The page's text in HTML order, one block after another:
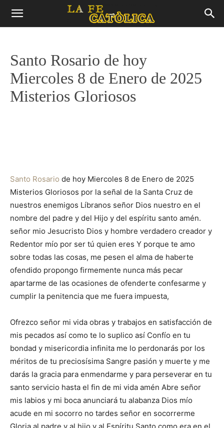
Santo Rosario de hoy
Miercoles 8 de Enero de 2025
Misterios Gloriosos
Santo Rosario de hoy Miercoles 8 de Enero de 2025
Misterios Gloriosos por la señal de la Santa Cruz de
nuestros enemigos Líbranos señor Dios nuestro en el
nombre del padre y del Hijo y del espíritu santo amén.
señor mio Jesucristo Dios y hombre verdadero creador y
Redentor mío por ser tú quien eres Y porque te amo
sobre todas las cosas, me pesen el alma de haberte
ofendido propongo firmemente nunca más pecar
apartarme de las ocasiones de ofenderte confesarme y
cumplir la penitencia que me fuera impuesta,
Ofrezco señor mi vida obras y trabajos en satisfacción de
mis pecados así como te lo suplico así Confío en tu
bondad y misericordia infinita me lo perdonarás por los
méritos de tu preciosísima Sangre pasión y muerte y me
darás la gracia para enmendarme y para perseverar en tu
santo servicio hasta el fin de mi vida amén Abre señor
mis labios y mi boca anunciará tu alabanza Dios mío
acude en mi socorro no tardes señor en socorrerme